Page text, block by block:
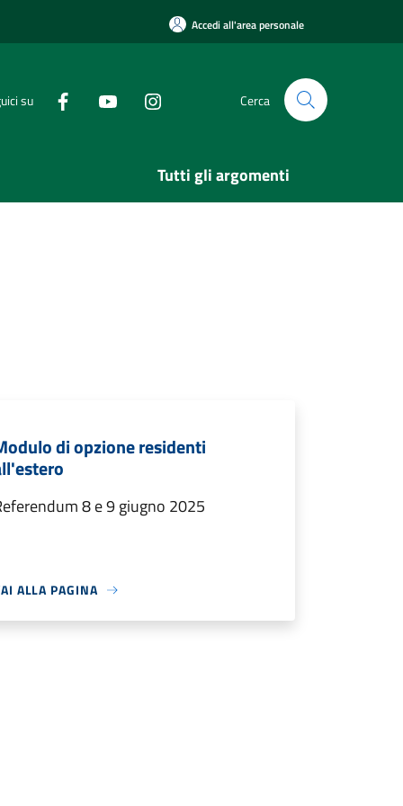
Accedi all'area personale
su Cerca
Tutti gli argomenti
di opzione residenti
8 e 9 giugno 2025
ALLA PAGINA